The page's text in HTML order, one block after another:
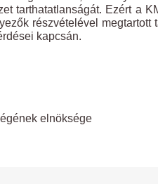
tarthatatlanságát. Ezért a
részvételével
kapcsán.
elnöksége